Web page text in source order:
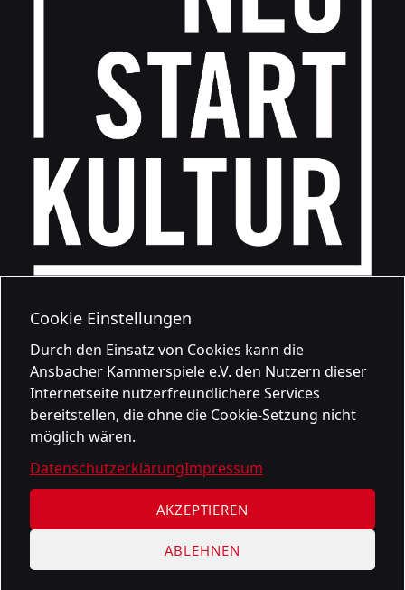
Cookie Einstellungen
Durch den Einsatz von Cookies kann die
Ansbacher Kammerspiele e.V. den Nutzern dieser
Internetseite nutzerfreundlichere Services
bereitstellen, die ohne die Cookie-Setzung nicht
möglich wären.
AKZEPTIEREN
ABLEHNEN
DatenschutzerklärungImpressum
Datenschutzerklärung